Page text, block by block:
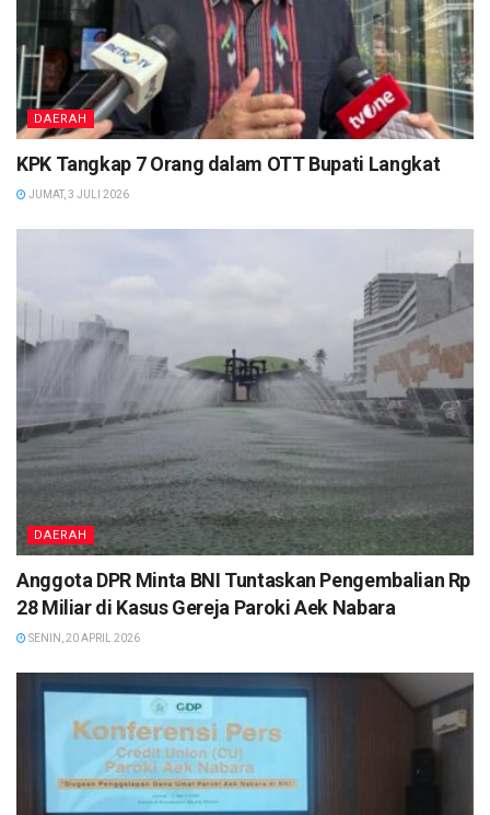
DAERAH
KPK Tangkap 7 Orang dalam OTT Bupati Langkat
JUMAT, 3 JULI 2026
DAERAH
Anggota DPR Minta BNI Tuntaskan Pengembalian Rp
28 Miliar di Kasus Gereja Paroki Aek Nabara
SENIN, 20 APRIL 2026